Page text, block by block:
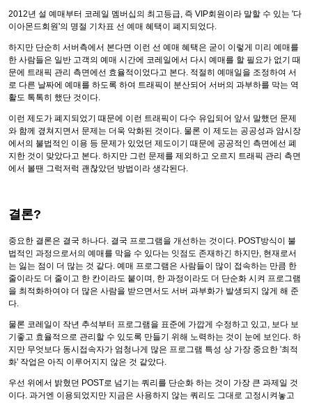
2012년 설 예매부터 코레일 멤버십의 최고등급, 즉 VIP회원이라 말할 수 있는 '다
이아몬드회원'의 명절 기차표 선 예매 혜택이 폐지되었다.
하지만 단순히 서버측에서 본다면 이런 선 예매 혜택은 굳이 이렇게 미리 예매를
한 사람들은 일반 고객의 예매 시간에 코레일에서 다시 예매를 할 필요가 없기 때
문에 트래픽 관리 측면에선 효율적이었다고 본다. 적절히 예매일을 조정하여 서
로 다른 날짜에 예매를 하도록 하여 트래픽이 분산되어 서버의 과부하를 막는 역
활도 톡톡히 했단 것이다.
이런 제도가 폐지되었기 때문에 이런 트래픽이 다수 유입되어 앞서 말했던 문제
와 함께 곂쳐지면서 문제는 더욱 악화된 것이다. 물론 이 제도는 공공성과 암시장
에서의 불법적인 이용 등 문제가 있었던 제도이기 때문에 공공적인 측면에선 폐
지한 것이 맞았다고 본다. 하지만 그런 문제를 제외하고 오르지 트래픽 관리 측면
에서 볼땐 그럭저럭 괜찮았던 방법이라 생각된다.
결론?
중요한 결론은 결국 하나다. 결국 프로그램을 개선하는 것이다. POST방식이 불
법적인 과정으로서의 예매를 막을 수 있다는 잇점도 존재하긴 하지만, 현재로서
는 잃는 점이 더 많는 것 같다. 예매 프로그램은 사람들이 많이 접속하는 만큼 한
줄이라도 더 줄이고 한 칸이라도 붙이며, 한 과정이라도 더 단순화 시켜 프로그램
을 최적화하여야 더 많은 사람을 받으면서도 서버 과부화가 발생되지 않게 해 준
다.
물론 코레일이 작년 추석부터 프로그램을 표준에 가깝게 수정하고 있고, 보다 보
기좋고 효율적으로 관리할 수 있도록 만들기 위해 노력하는 것이 눈에 보인다. 하
지만 무엇보다 동시접속자가 엄청나게 많은 프로그램 특성 상 가장 중요한 '최적
화' 작업은 아직 이루어지지 않은 것 같았다.
우선 위에서 밝혔던 POST로 넘기는 쿼리를 단순화 하는 것이 가장 큰 과제일 것
이다. 과거엔 이용되었지만 지금은 사용하지 않는 쿼리도 그대로 고정시켜놓고